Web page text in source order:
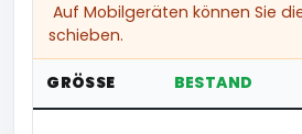
Auf Mobilgeräten können Sie
schieben.
GRÖSSE BESTAND